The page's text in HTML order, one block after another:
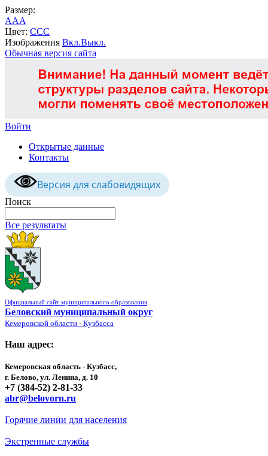
Размер:
AAA
Цвет: CCC
Изображения Вкл.Выкл.
Обычная версия сайта
Войти
Открытые данные
Контакты
Версия для слабовидящих
Поиск
Все результаты
Официальный сайт муниципального образования
Беловский муниципальный округ
Кемеровской области - Кузбасса
Наш адрес:
Кемеровская область - Кузбасс,
г. Белово, ул. Ленина, д. 10
+7 (384-52) 2-81-33
abr@belovorn.ru
Горячие линии для населения
Экстренные службы